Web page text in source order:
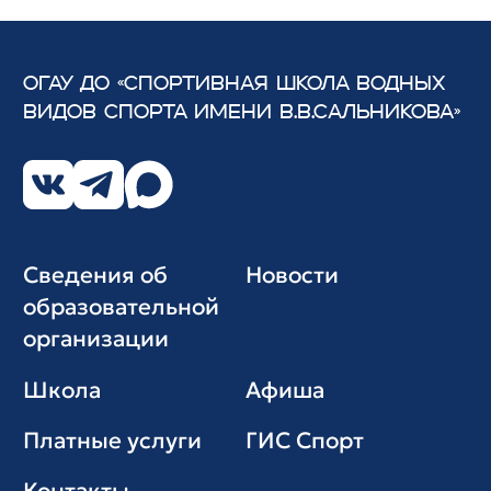
ОГАУ ДО «СПОРТИВНАЯ ШКОЛА ВОДНЫХ
ВИДОВ СПОРТА ИМЕНИ В.В.САЛЬНИКОВА»
Сведения об
образовательной
организации
Новости
Школа
Афиша
Платные услуги
ГИС Cпорт